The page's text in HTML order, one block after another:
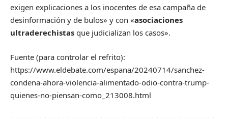
exigen explicaciones a los inocentes de esa campaña de
desinformación y de bulos» y con «asociaciones
ultraderechistas que judicializan los casos».
Fuente (para controlar el refrito):
https://www.eldebate.com/espana/20240714/sanchez-
condena-ahora-violencia-alimentado-odio-contra-trump-
quienes-no-piensan-como_213008.html